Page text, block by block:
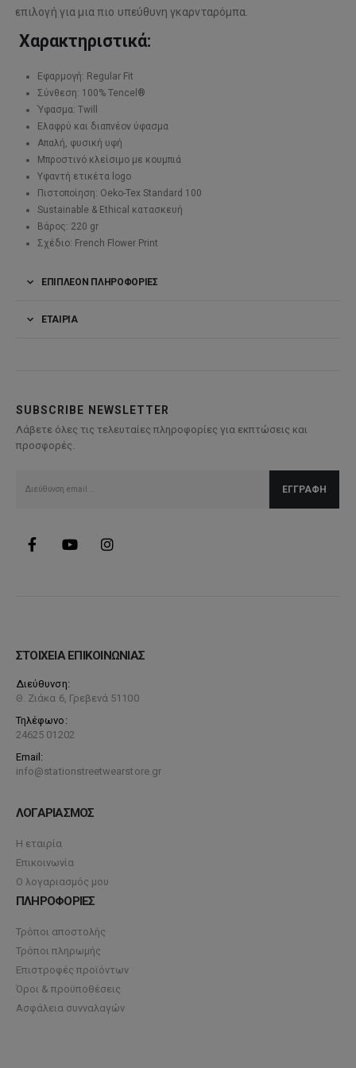
επιλογή για μια πιο υπεύθυνη γκαρνταρόμπα.
Χαρακτηριστικά:
Εφαρμογή: Regular Fit
Σύνθεση: 100% Tencel®
Ύφασμα: Twill
Ελαφρύ και διαπνέον ύφασμα
Απαλή, φυσική υφή
Μπροστινό κλείσιμο με κουμπιά
Υφαντή ετικέτα logo
Πιστοποίηση: Oeko-Tex Standard 100
Sustainable & Ethical κατασκευή
Βάρος: 220 gr
Σχέδιο: French Flower Print
ΕΠΙΠΛΈΟΝ ΠΛΗΡΟΦΟΡΊΕΣ
ΕΤΑΙΡΊΑ
SUBSCRIBE NEWSLETTER
Λάβετε όλες τις τελευταίες πληροφορίες για εκπτώσεις και
προσφορές.
ΣΤΟΙΧΕΙΑ ΕΠΙΚΟΙΝΩΝΙΑΣ
Διεύθυνση:
Θ. Ζιάκα 6, Γρεβενά 51100
Τηλέφωνο:
24625 01202
Email:
info@stationstreetwearstore.gr
ΛΟΓΑΡΙΑΣΜΟΣ
Η εταιρία
Επικοινωνία
Ο λογαριασμός μου
ΠΛΗΡΟΦΟΡΙΕΣ
Τρόποι αποστολής
Τρόποι πληρωμής
Επιστροφές προϊόντων
Όροι & προϋποθέσεις
Ασφάλεια συνναλαγών